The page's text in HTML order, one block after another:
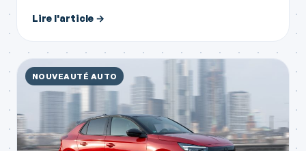
Lire l'article →
NOUVEAUTÉ AUTO